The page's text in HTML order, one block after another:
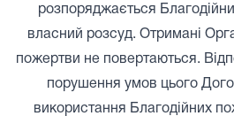
розпоряджається
власний розсуд. Отримані
пожертви не повертаються.
порушення умов цього
використання Благодійних